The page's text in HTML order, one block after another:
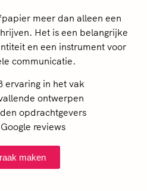
meer dan alleen een
Het is een belangrijke
en een instrument voor
communicatie.
ervaring in het vak
ontwerpen
opdrachtgevers
reviews
maken